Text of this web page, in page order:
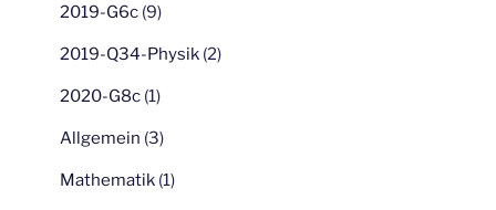
2019-G6c (9)
2019-Q34-Physik (2)
2020-G8c (1)
Allgemein (3)
Mathematik (1)